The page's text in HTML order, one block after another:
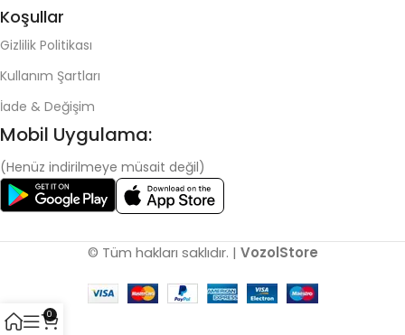
Koşullar
Gizlilik Politikası
Kullanım Şartları
İade & Değişim
Mobil Uygulama:
(Henüz indirilmeye müsait değil)
© Tüm hakları saklıdır. | VozolStore
0